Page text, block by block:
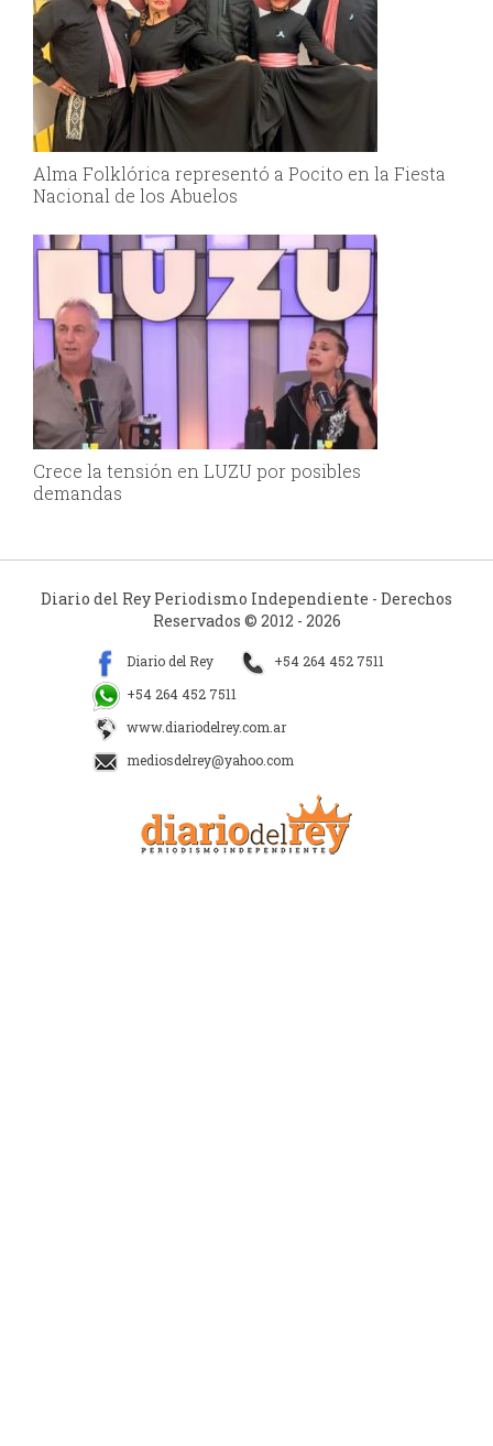
Alma Folklórica representó a Pocito en la Fiesta
Nacional de los Abuelos
Crece la tensión en LUZU por posibles
demandas
Diario del Rey Periodismo Independiente - Derechos
Reservados © 2012 - 2026
Diario del Rey
+54 264 452 7511
+54 264 452 7511
www.diariodelrey.com.ar
mediosdelrey@yahoo.com